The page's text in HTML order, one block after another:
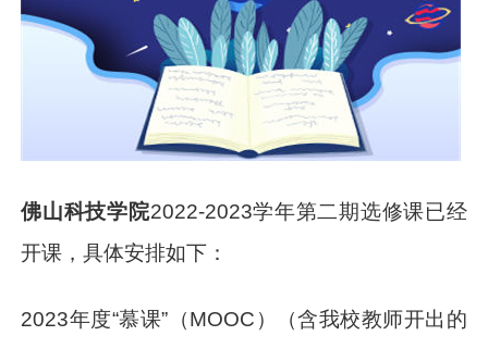
佛山科技学院2022-2023学年第二期选修课已经
开课，具体安排如下：
2023年度“慕课”（MOOC）（含我校教师开出的